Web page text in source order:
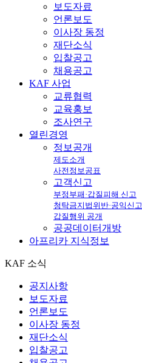
보도자료
언론보도
이사장 동정
재단소식
입찰공고
채용공고
KAF 사업
교류협력
교육홍보
조사연구
열린경영
정보공개
제도소개
사전정보공표
고객신고
부정부패·갑질피해 신고
청탁금지법위반·공익신고
갑질행위 공개
공공데이터개방
아프리카 지식정보
KAF 소식
공지사항
보도자료
언론보도
이사장 동정
재단소식
입찰공고